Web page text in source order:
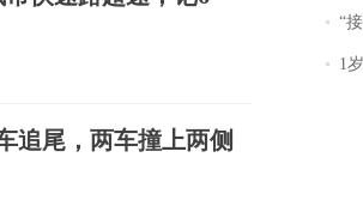
追尾，两车撞上两侧
“接不
1岁宝